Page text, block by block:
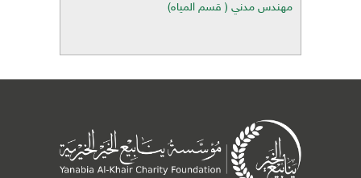
مهندس مدني ( قسم المياه)